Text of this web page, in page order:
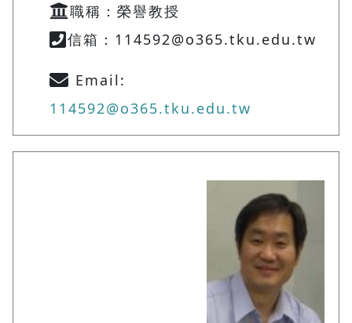
職稱：榮譽教授
信箱：114592@o365.tku.edu.tw
Email:
114592@o365.tku.edu.tw